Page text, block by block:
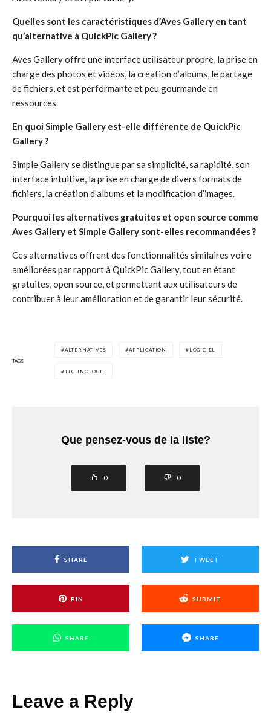
Quelles sont les caractéristiques d’Aves Gallery en tant
qu’alternative à QuickPic Gallery ?
Aves Gallery offre une interface utilisateur propre, la prise en
charge des photos et vidéos, la création d’albums, le partage
de fichiers, et est performante et peu gourmande en
ressources.
En quoi Simple Gallery est-elle différente de QuickPic
Gallery ?
Simple Gallery se distingue par sa simplicité, sa rapidité, son
interface intuitive, la prise en charge de divers formats de
fichiers, la création d’albums et la modification d’images.
Pourquoi les alternatives gratuites et open source comme
Aves Gallery et Simple Gallery sont-elles recommandées ?
Ces alternatives offrent des fonctionnalités similaires voire
améliorées par rapport à QuickPic Gallery, tout en étant
gratuites, open source, et permettant aux utilisateurs de
contribuer à leur amélioration et de garantir leur sécurité.
TAGS
ALTERNATIVES APPLICATION LOGICIEL
TECHNOLOGIE
Que pensez-vous de la liste?
0 0
SHARE TWEET
PIN SUBMIT
SHARE SHARE
Leave a Reply